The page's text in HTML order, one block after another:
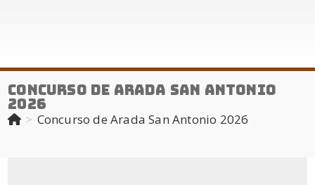
Concurso de Arada San Antonio
2026
> Concurso de Arada San Antonio 2026